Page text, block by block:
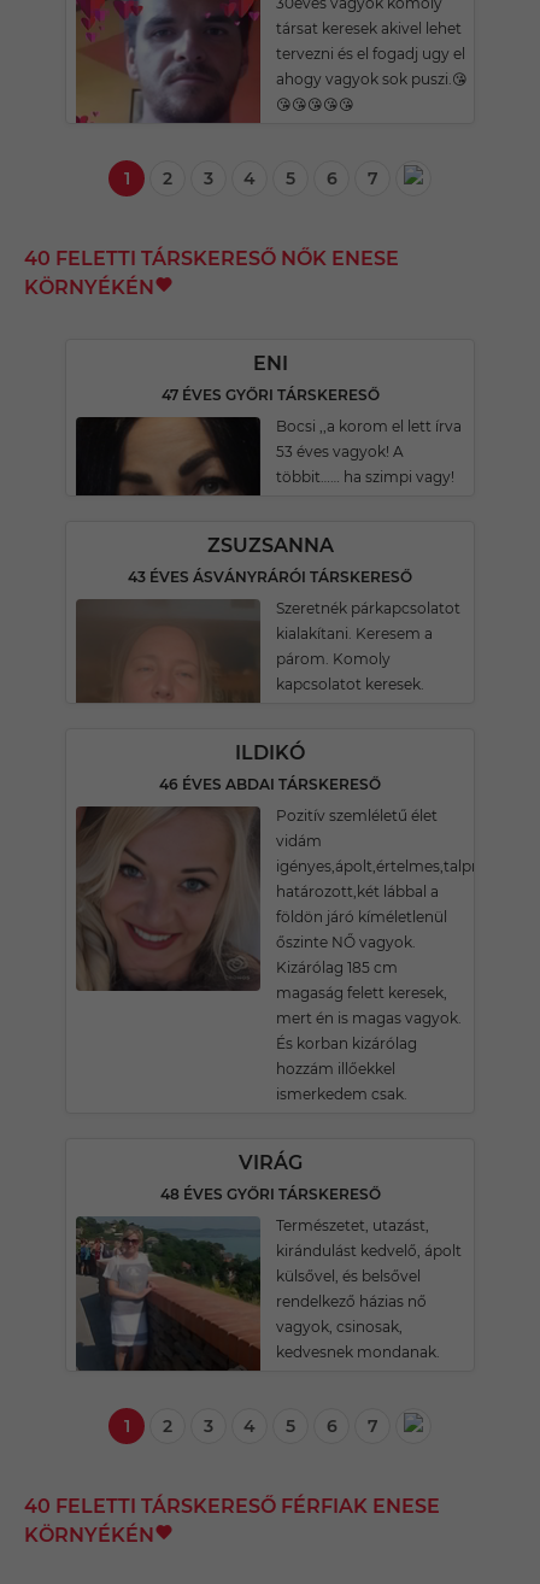
társat keresek akivel lehet
tervezni és el fogadj ugy el
ahogy vagyok sok puszi.😘
😘😘😘😘😘
1 2 3 4 5 6 7
40 FELETTI TÁRSKERESŐ NŐK ENESE
KÖRNYÉKÉN
ENI
47 ÉVES GYŐRI TÁRSKERESŐ
Bocsi ,,a korom el lett írva
53 éves vagyok! A
többit…… ha szimpi vagy!
ZSUZSANNA
43 ÉVES ÁSVÁNYRÁRÓI TÁRSKERESŐ
Szeretnék párkapcsolatot
kialakítani. Keresem a
párom. Komoly
kapcsolatot keresek.
ILDIKÓ
46 ÉVES ABDAI TÁRSKERESŐ
Pozitív szemléletű élet
vidám
igényes,ápolt,értelmes,talpraesett
határozott,két lábbal a
földön járó kíméletlenül
őszinte NŐ vagyok.
Kizárólag 185 cm
magaság felett keresek,
mert én is magas vagyok.
És korban kizárólag
hozzám illőekkel
ismerkedem csak.
VIRÁG
48 ÉVES GYŐRI TÁRSKERESŐ
Természetet, utazást,
kirándulást kedvelő, ápolt
külsővel, és belsővel
rendelkező házias nő
vagyok, csinosak,
kedvesnek mondanak.
1 2 3 4 5 6 7
40 FELETTI TÁRSKERESŐ FÉRFIAK ENESE
KÖRNYÉKÉN